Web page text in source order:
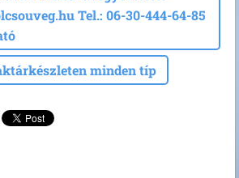
Tel.: 06-30-444-64-85
minden típ